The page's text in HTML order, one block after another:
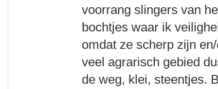
voorrang slingers van
bochtjes waar ik
omdat ze scherp zijn
veel agrarisch gebied
de weg, klei, steentjes.